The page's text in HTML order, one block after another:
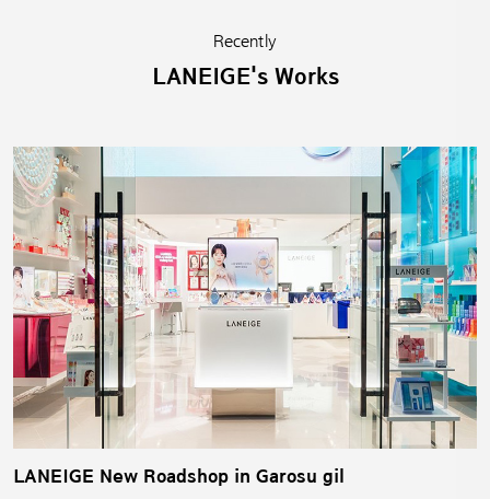
Recently
LANEIGE's Works
LANEIGE New Roadshop in Garosu gil